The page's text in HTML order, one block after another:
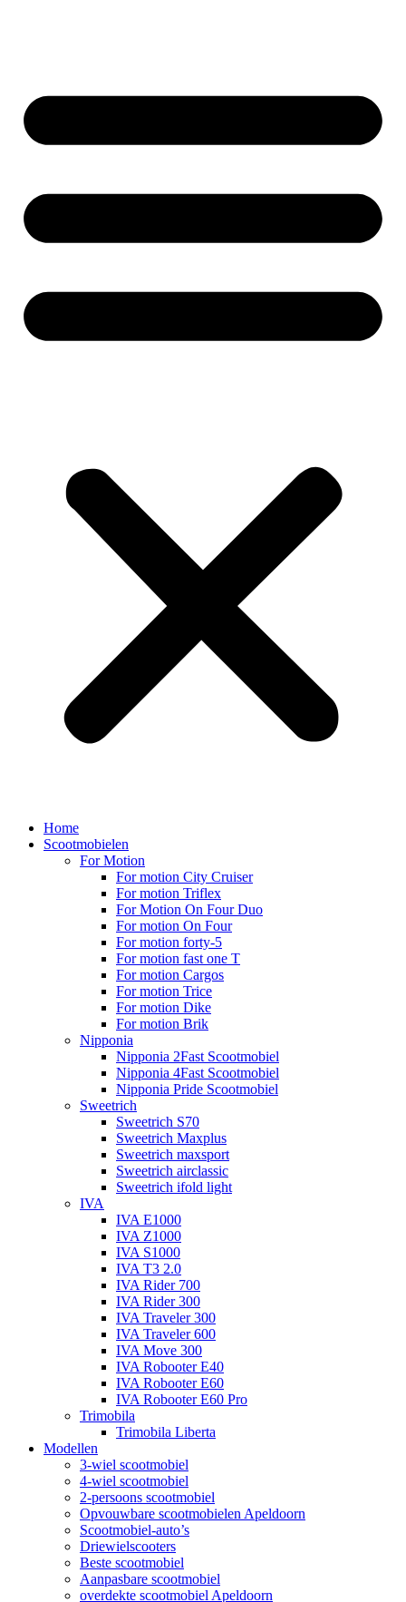
Home
Scootmobielen
For Motion
For motion City Cruiser
For motion Triflex
For Motion On Four Duo
For motion On Four
For motion forty-5
For motion fast one T
For motion Cargos
For motion Trice
For motion Dike
For motion Brik
Nipponia
Nipponia 2Fast Scootmobiel
Nipponia 4Fast Scootmobiel
Nipponia Pride Scootmobiel
Sweetrich
Sweetrich S70
Sweetrich Maxplus
Sweetrich maxsport
Sweetrich airclassic
Sweetrich ifold light
IVA
IVA E1000
IVA Z1000
IVA S1000
IVA T3 2.0
IVA Rider 700
IVA Rider 300
IVA Traveler 300
IVA Traveler 600
IVA Move 300
IVA Robooter E40
IVA Robooter E60
IVA Robooter E60 Pro
Trimobila
Trimobila Liberta
Modellen
3-wiel scootmobiel
4-wiel scootmobiel
2-persoons scootmobiel
Opvouwbare scootmobielen Apeldoorn
Scootmobiel-auto’s
Driewielscooters
Beste scootmobiel
Aanpasbare scootmobiel
overdekte scootmobiel Apeldoorn